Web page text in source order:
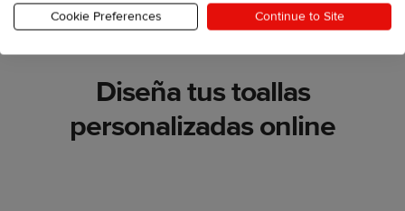
Diseña tus toallas
personalizadas online
Cookie Preferences Continue to Site